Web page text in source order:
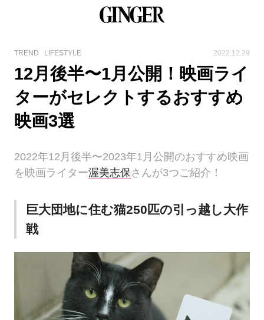
TREND LIFESTYLE 2022.12.29
12月後半〜1月公開！映画ライ
ターがセレクトするおすすめ
映画3選
2022年12月後半〜2023年1月公開のおすすめ映画
を映画ライター渥美志保さんが3つご紹介！
巨大団地に住む猫250匹の引っ越し大作
戦